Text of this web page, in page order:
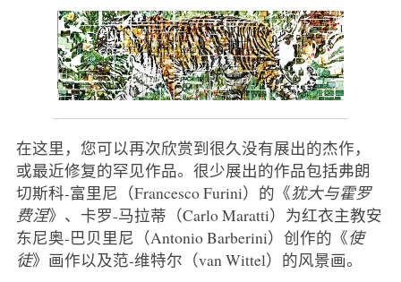
在这里，您可以再次欣赏到很久没有展出的杰作，
或最近修复的罕见作品。很少展出的作品包括弗朗
切斯科-富里尼（Francesco Furini）的《犹大与霍罗
费涅》、卡罗-马拉蒂（Carlo Maratti）为红衣主教安
东尼奥-巴贝里尼（Antonio Barberini）创作的《使
徒》画作以及范-维特尔（van Wittel）的风景画。